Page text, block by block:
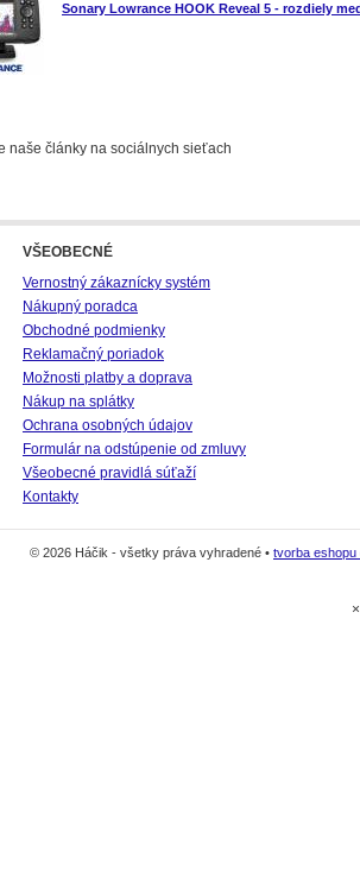
Sonary Lowrance HOOK Reveal 5 - rozdiely
naše články na sociálnych sieťach
VŠEOBECNÉ
Vernostný zákaznícky systém
Nákupný poradca
Obchodné podmienky
Reklamačný poriadok
Možnosti platby a doprava
Nákup na splátky
Ochrana osobných údajov
Formulár na odstúpenie od zmluvy
Všeobecné pravidlá súťaží
Kontakty
© 2026 Háčik - všetky práva vyhradené • tvorba
×